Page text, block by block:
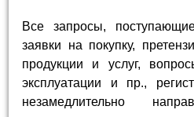
Все запросы,
заявки на покупку,
продукции и услуг,
эксплуатации и пр.,
незамедлительно